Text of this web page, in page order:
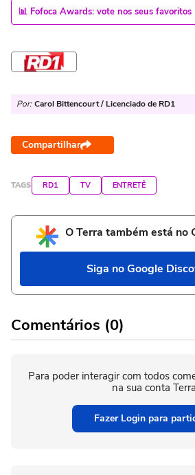
📊 Fofoca Awards: vote nos seus favoritos
Por: Carol Bittencourt / Licenciado de RD1
Compartilhar
TAGS RD1 TV ENTRETÊ
O Terra também está no
Siga no Google
Comentários (0)
Para poder interagir com todos
na sua conta Terra
Fazer Login para